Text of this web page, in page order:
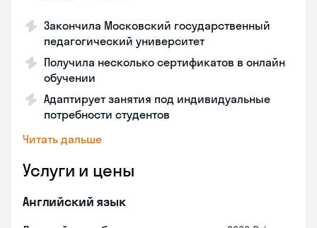
Закончила Московский государственный
педагогический университет
Получила несколько сертификатов в онлайн
обучении
Адаптирует занятия под индивидуальные
потребности студентов
Читать дальше
Услуги и цены
Английский язык